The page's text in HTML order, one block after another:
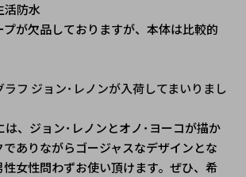
活防水
が欠品しておりますが、本体は比較的
ラフ ジョン･レノンが入荷してまいりまし
は、ジョン･レノンとオノ･ヨーコが描か
ありながらゴージャスなデザインとな
性女性問わずお使い頂けます。ぜひ、希